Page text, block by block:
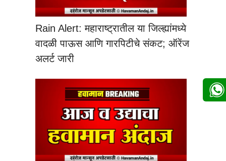
Rain Alert: महाराष्ट्रातील या जिल्ह्यांमध्ये
वादळी पाऊस आणि गारपिटीचे संकट; ऑरेंज
अलर्ट जारी